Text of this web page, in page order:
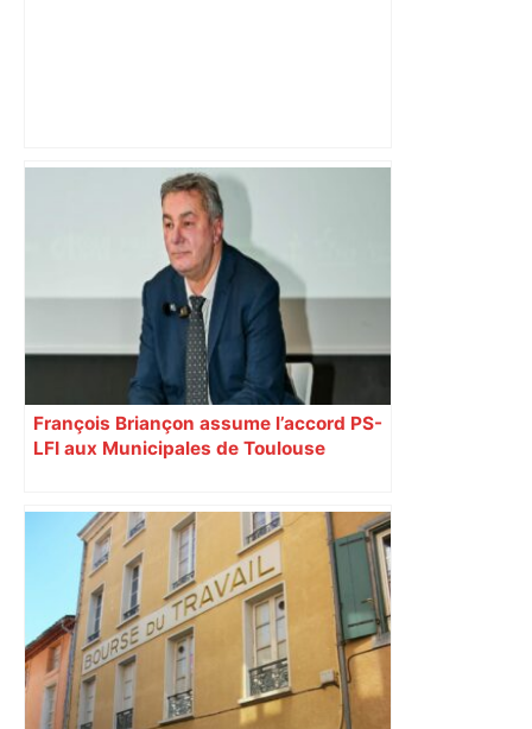
PSG-TFC : et si vous regardiez le
match… au cinéma à Toulouse ? –
François Briançon assume l’accord PS-
LFI aux Municipales de Toulouse